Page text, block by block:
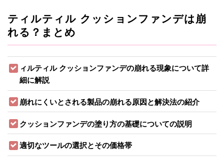
ティルティル クッションファンデは崩
れる？まとめ
ィルティル クッションファンデの崩れる現象について詳
細に解説
崩れにくいとされる製品の崩れる原因と解決法の紹介
クッションファンデの塗り方の基礎についての説明
適切なツールの選択とその価格帯